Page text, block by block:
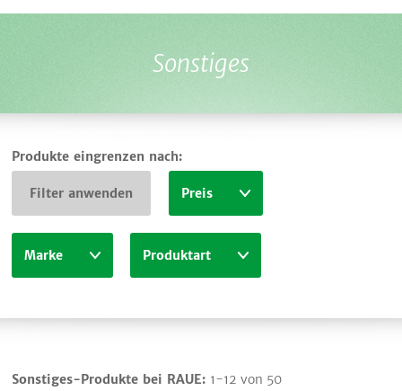
Sonstiges
Produkte eingrenzen nach:
Filter anwenden Preis
Marke Produktart
Sonstiges-Produkte bei RAUE: 1-12 von 50